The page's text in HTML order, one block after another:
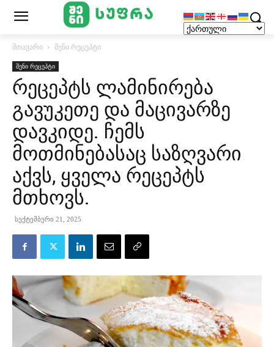
მთავარი შენი რეცეპტი
შენი რეცეპტი
რეცეპტს ლამინირება
გავუკეთე და მაცივარზე
დავკიდე. ჩემს
მოთმინებასაც საზღვარი
აქვს, ყველა რეცეპტს
მთხოვს.
სექტემბერი 21, 2025